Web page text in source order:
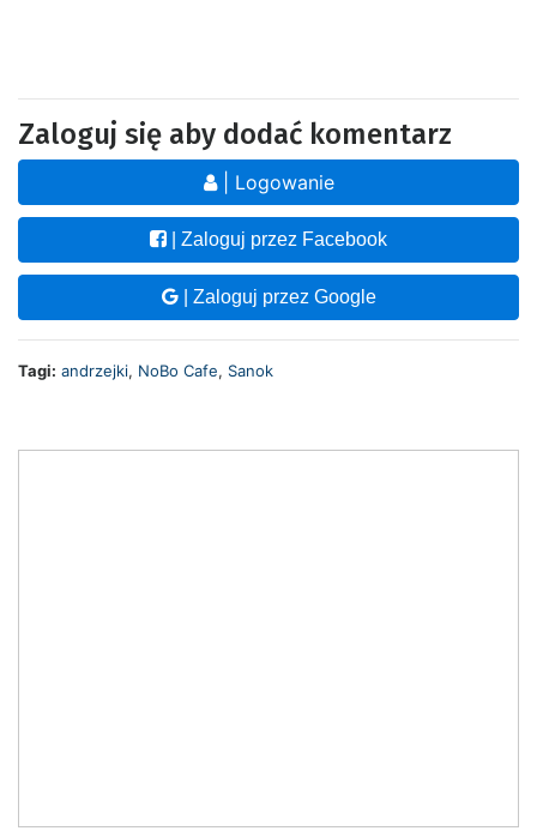
Zaloguj się aby dodać komentarz
| Logowanie
| Zaloguj przez Facebook
| Zaloguj przez Google
Tagi: andrzejki, NoBo Cafe, Sanok